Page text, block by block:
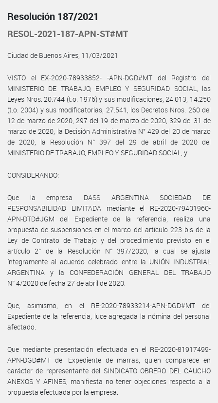
Resolución 187/2021
RESOL-2021-187-APN-ST#MT
Ciudad de Buenos Aires, 11/03/2021
VISTO el EX-2020-78933852- -APN-DGD#MT del Registro del
MINISTERIO DE TRABAJO, EMPLEO Y SEGURIDAD SOCIAL, las
Leyes Nros. 20.744 (t.o. 1976) y sus modificaciones, 24.013, 14.250
(t.o. 2004) y sus modificatorias, 27.541, los Decretos Nros. 260 del
12 de marzo de 2020, 297 del 19 de marzo de 2020, 329 del 31 de
marzo de 2020, la Decisión Administrativa N° 429 del 20 de marzo
de 2020, la Resolución N° 397 del 29 de abril de 2020 del
MINISTERIO DE TRABAJO, EMPLEO Y SEGURIDAD SOCIAL, y
CONSIDERANDO:
Que la empresa DASS ARGENTINA SOCIEDAD DE
RESPONSABILIDAD LIMITADA mediante el RE-2020-79401960-
APN-DTD#JGM del Expediente de la referencia, realiza una
propuesta de suspensiones en el marco del artículo 223 bis de la
Ley de Contrato de Trabajo y del procedimiento previsto en el
artículo 2° de la Resolución N° 397/2020, la cual se ajusta
íntegramente al acuerdo celebrado entre la UNIÓN INDUSTRIAL
ARGENTINA y la CONFEDERACIÓN GENERAL DEL TRABAJO
N° 4/2020 de fecha 27 de abril de 2020.
Que, asimismo, en el RE-2020-78933214-APN-DGD#MT del
Expediente de la referencia, luce agregada la nómina del personal
afectado.
Que mediante presentación efectuada en el RE-2020-81917499-
APN-DGD#MT del Expediente de marras, quien comparece en
carácter de representante del SINDICATO OBRERO DEL CAUCHO
ANEXOS Y AFINES, manifiesta no tener objeciones respecto a la
propuesta efectuada por la empresa.